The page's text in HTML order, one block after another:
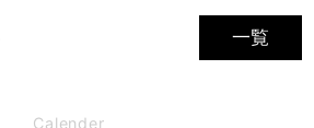
一覧
Calender